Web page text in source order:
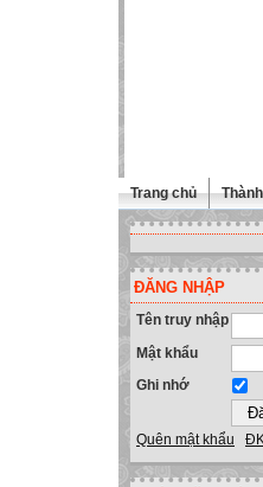
Trang chủ
ĐĂNG NHẬP
Tên truy nhập
Mật khẩu
Ghi nhớ
Quên mật khẩu